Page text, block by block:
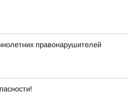
правонарушителей